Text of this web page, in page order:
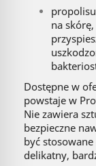
na
Dostępne w
powstaje w
Nie zawiera
bezpieczne
być
delikatny,